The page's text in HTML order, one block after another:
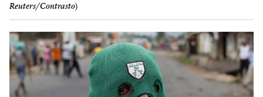
Reuters/Contrasto)